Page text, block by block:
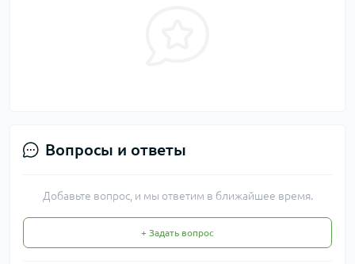
Вопросы и ответы
Добавьте вопрос, и мы ответим в ближайшее время.
+ Задать вопрос